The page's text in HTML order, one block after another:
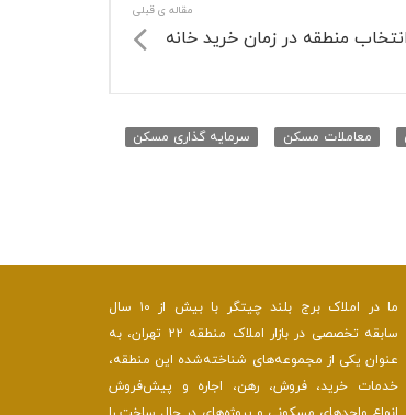
مقاله ی قبلی
انتخاب منطقه در زمان خرید خانه
سرمایه گذاری مسکن معاملات مسکن
ما در املاک برج بلند چیتگر با بیش از ۱۰ سال
سابقه تخصصی در بازار املاک منطقه ۲۲ تهران، به
عنوان یکی از مجموعه‌های شناخته‌شده این منطقه،
خدمات خرید، فروش، رهن، اجاره و پیش‌فروش